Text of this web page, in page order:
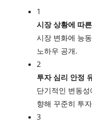
1
시장 상황에 따
시장 변화에 능
노하우 공개.
2
투자 심리 안정
단기적인 변동
향해 꾸준히 투
3